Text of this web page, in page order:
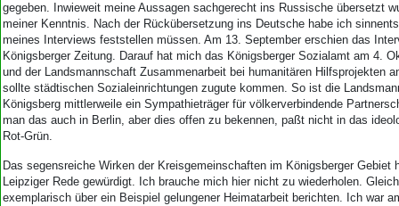
gegeben. Inwieweit meine Aussagen sachgerecht ins Russische übersetzt
meiner Kenntnis. Nach der Rückübersetzung ins Deutsche habe ich
meines Interviews feststellen müssen. Am 13. September erschien das
Königsberger Zeitung. Darauf hat mich das Königsberger Sozialamt am 4.
und der Landsmannschaft Zusammenarbeit bei humanitären Hilfsprojekten
sollte städtischen Sozialeinrichtungen zugute kommen. So ist die
Königsberg mittlerweile ein Sympathieträger für völkerverbindende
man das auch in Berlin, aber dies offen zu bekennen, paßt nicht in das
Rot-Grün.
Das segensreiche Wirken der Kreisgemeinschaften im Königsberger Gebiet
Leipziger Rede gewürdigt. Ich brauche mich hier nicht zu wiederholen.
exemplarisch über ein Beispiel gelungener Heimatarbeit berichten. Ich war